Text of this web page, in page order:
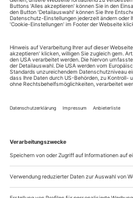
Franziska Werner. Peter
Gemäuer mit der 21. Ausgabe
gill clarke
Zum Tod der Tänzerin,
mit Grazie. Die Intelligenz
nannte ihre
«Minding Motion». Ihr
Offenheit und Bereitschaft,
stimmen. Dieser...